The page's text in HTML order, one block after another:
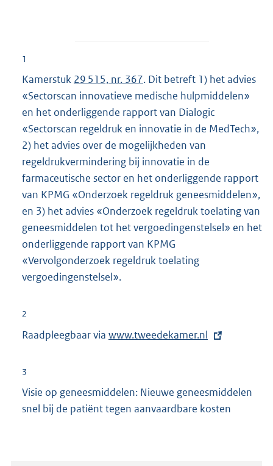
1
Kamerstuk 29 515, nr. 367. Dit betreft 1) het advies
«Sectorscan innovatieve medische hulpmiddelen»
en het onderliggende rapport van Dialogic
«Sectorscan regeldruk en innovatie in de MedTech»,
2) het advies over de mogelijkheden van
regeldrukvermindering bij innovatie in de
farmaceutische sector en het onderliggende rapport
van KPMG «Onderzoek regeldruk geneesmiddelen»,
en 3) het advies «Onderzoek regeldruk toelating van
geneesmiddelen tot het vergoedingenstelsel» en het
onderliggende rapport van KPMG
«Vervolgonderzoek regeldruk toelating
vergoedingenstelsel».
2
Raadpleegbaar via E
r
n
www.tweedekamer.nl
3
Visie op geneesmiddelen: Nieuwe geneesmiddelen
snel bij de patiënt tegen aanvaardbare kosten